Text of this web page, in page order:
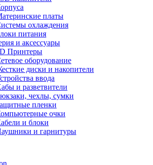
платы
охлаждения
питания
и аксессуары
Принтеры
оборудование
диски и накопители
ввода
и разветвители
чехлы, сумки
пленки
очки
и блоки
и гарнитуры